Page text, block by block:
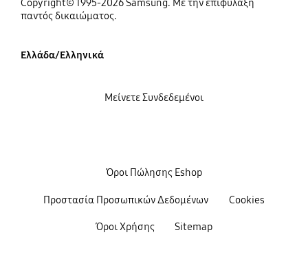
Copyright© 1995-2026 Samsung. Με την επιφύλαξη
παντός δικαιώματος.
Ελλάδα/Ελληνικά
Όροι Πώλησης Eshop
Προστασία Προσωπικών Δεδομένων Cookies
Όροι Χρήσης Sitemap
Μείνετε Συνδεδεμένοι